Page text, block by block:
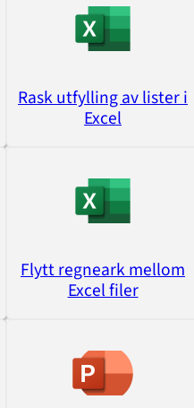
Rask utfylling av lister i
Excel
Flytt regneark mellom
Excel filer